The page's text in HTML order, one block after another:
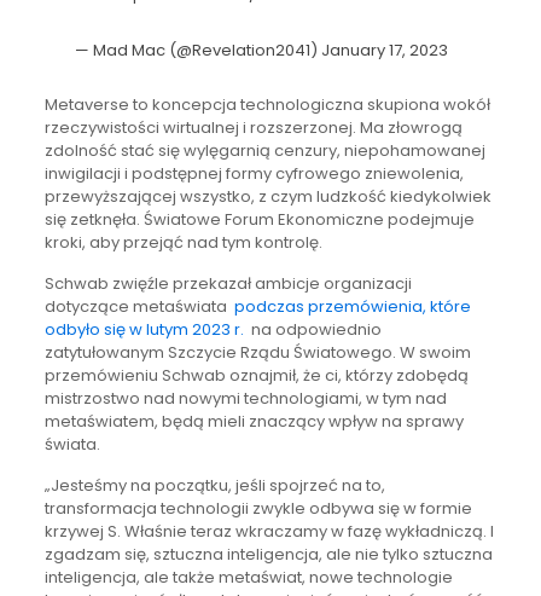
— Mad Mac (@Revelation2041) January 17, 2023
Metaverse to koncepcja technologiczna skupiona wokół
rzeczywistości wirtualnej i rozszerzonej. Ma złowrogą
zdolność stać się wylęgarnią cenzury, niepohamowanej
inwigilacji i podstępnej formy cyfrowego zniewolenia,
przewyższającej wszystko, z czym ludzkość kiedykolwiek
się zetknęła. Światowe Forum Ekonomiczne podejmuje
kroki, aby przejąć nad tym kontrolę.
Schwab zwięźle przekazał ambicje organizacji
dotyczące metaświata podczas przemówienia, które
odbyło się w lutym 2023 r. na odpowiednio
zatytułowanym Szczycie Rządu Światowego. W swoim
przemówieniu Schwab oznajmił, że ci, którzy zdobędą
mistrzostwo nad nowymi technologiami, w tym nad
metaświatem, będą mieli znaczący wpływ na sprawy
świata.
„Jesteśmy na początku, jeśli spojrzeć na to,
transformacja technologii zwykle odbywa się w formie
krzywej S. Właśnie teraz wkraczamy w fazę wykładniczą. I
zgadzam się, sztuczna inteligencja, ale nie tylko sztuczna
inteligencja, ale także metaświat, nowe technologie